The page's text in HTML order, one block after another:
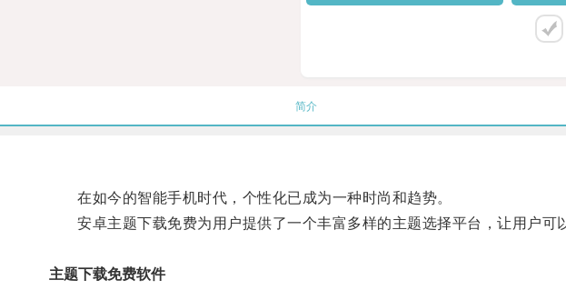
简介
在如今的智能手机时代，个性化已成为一种时尚和趋势。
安卓主题下载免费为用户提供了一个丰富多样的主题选择平台，让用户可
主题下载免费软件